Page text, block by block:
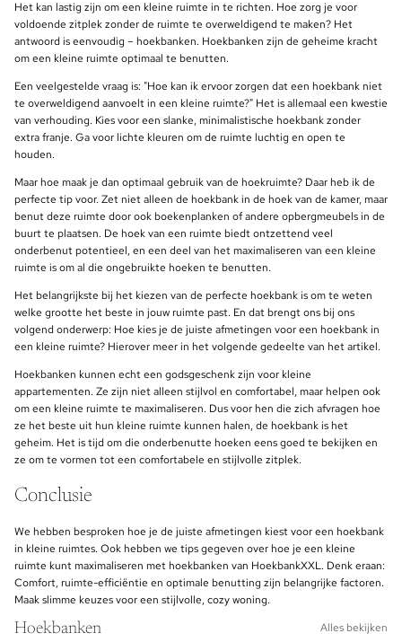
Het kan lastig zijn om een kleine ruimte in te richten. Hoe zorg je voor
voldoende zitplek zonder de ruimte te overweldigend te maken? Het
antwoord is eenvoudig – hoekbanken. Hoekbanken zijn de geheime kracht
om een kleine ruimte optimaal te benutten.
Een veelgestelde vraag is: "Hoe kan ik ervoor zorgen dat een hoekbank niet
te overweldigend aanvoelt in een kleine ruimte?" Het is allemaal een kwestie
van verhouding. Kies voor een slanke, minimalistische hoekbank zonder
extra franje. Ga voor lichte kleuren om de ruimte luchtig en open te
houden.
Maar hoe maak je dan optimaal gebruik van de hoekruimte? Daar heb ik de
perfecte tip voor. Zet niet alleen de hoekbank in de hoek van de kamer, maar
benut deze ruimte door ook boekenplanken of andere opbergmeubels in de
buurt te plaatsen. De hoek van een ruimte biedt ontzettend veel
onderbenut potentieel, en een deel van het maximaliseren van een kleine
ruimte is om al die ongebruikte hoeken te benutten.
Het belangrijkste bij het kiezen van de perfecte hoekbank is om te weten
welke grootte het beste in jouw ruimte past. En dat brengt ons bij ons
volgend onderwerp: Hoe kies je de juiste afmetingen voor een hoekbank in
een kleine ruimte? Hierover meer in het volgende gedeelte van het artikel.
Hoekbanken kunnen echt een godsgeschenk zijn voor kleine
appartementen. Ze zijn niet alleen stijlvol en comfortabel, maar helpen ook
om een kleine ruimte te maximaliseren. Dus voor hen die zich afvragen hoe
ze het beste uit hun kleine ruimte kunnen halen, de hoekbank is het
geheim. Het is tijd om die onderbenutte hoeken eens goed te bekijken en
ze om te vormen tot een comfortabele en stijlvolle zitplek.
Conclusie
We hebben besproken hoe je de juiste afmetingen kiest voor een hoekbank
in kleine ruimtes. Ook hebben we tips gegeven over hoe je een kleine
ruimte kunt maximaliseren met hoekbanken van HoekbankXXL. Denk eraan:
Comfort, ruimte-efficiëntie en optimale benutting zijn belangrijke factoren.
Maak slimme keuzes voor een stijlvolle, cozy woning.
Hoekbanken Alles bekijken